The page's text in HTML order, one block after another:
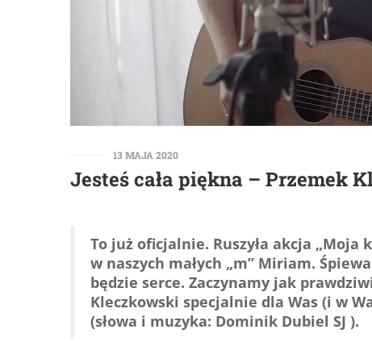
13 MAJA 2020
Jesteś cała piękna – Przemek
To już oficjalnie. Ruszyła akcja
w naszych małych „m” Miriam.
będzie serce. Zaczynamy jak
Kleczkowski specjalnie dla Was (i w
(słowa i muzyka: Dominik Dubiel SJ ).